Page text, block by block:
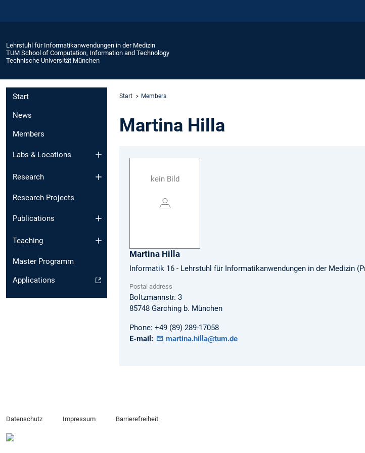
Lehrstuhl für Informatikanwendungen in der Medizin
TUM School of Computation, Information and Technology
Technische Universität München
Start
News
Members
Labs & Locations
Research
Research Projects
Publications
Teaching
Master Programm
Applications
Start Members
Martina Hilla
kein Bild
Martina Hilla
Informatik 16 - Lehrstuhl für Informatikanwendungen in der Medizin
Postal address
Boltzmannstr. 3
85748 Garching b. München
Phone: +49 (89) 289-17058
E-mail:
martina.hilla@tum.de
Datenschutz Impressum Barrierefreiheit